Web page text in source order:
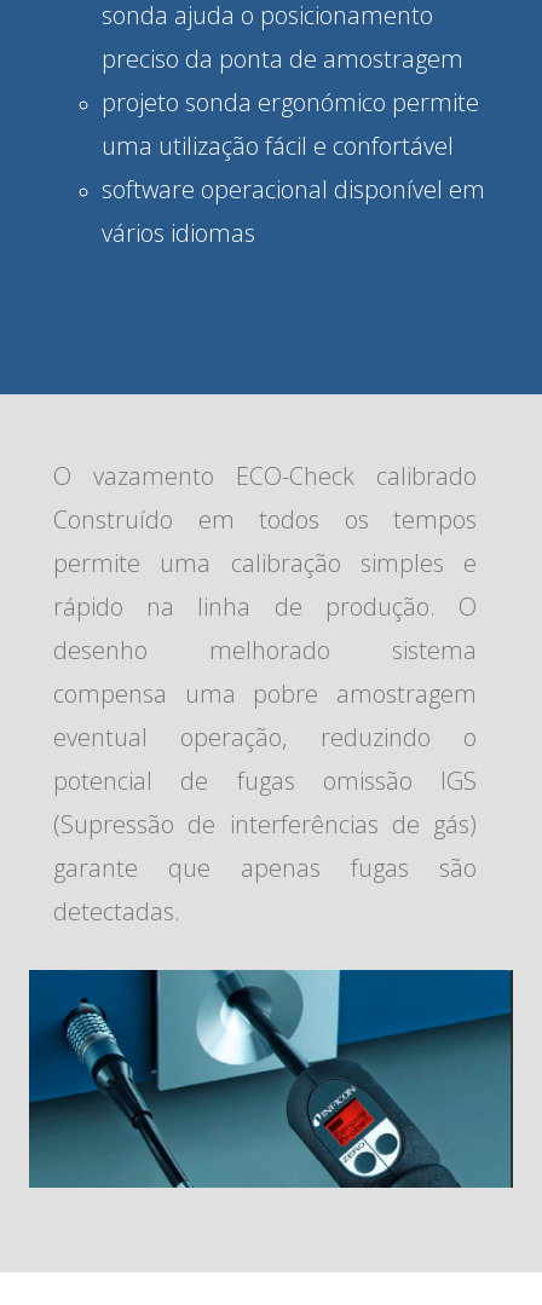
sonda ajuda o posicionamento
preciso da ponta de amostragem
projeto sonda ergonómico permite
uma utilização fácil e confortável
software operacional disponível em
vários idiomas
O vazamento ECO-Check calibrado
Construído em todos os tempos
permite uma calibração simples e
rápido na linha de produção. O
desenho melhorado sistema
compensa uma pobre amostragem
eventual operação, reduzindo o
potencial de fugas omissão IGS
(Supressão de interferências de gás)
garante que apenas fugas são
detectadas.